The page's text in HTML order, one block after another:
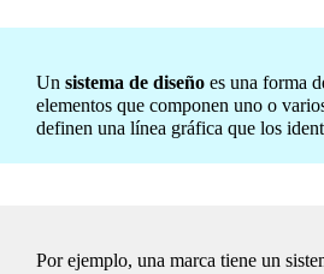
Un sistema de diseño es una forma
elementos que componen uno o
definen una línea gráfica que los
Por ejemplo, una marca tiene un